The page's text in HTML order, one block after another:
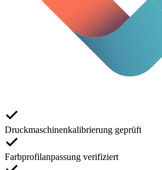
Druckmaschinenkalibrierung geprüft
Farbprofilanpassung verifiziert